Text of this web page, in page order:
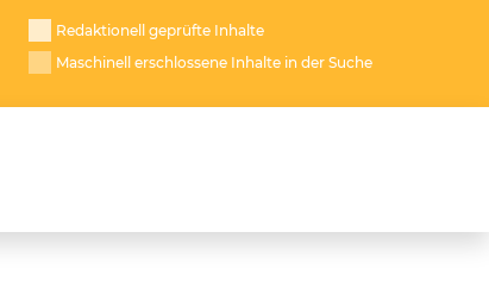
Redaktionell geprüfte Inhalte
Maschinell erschlossene Inhalte in der Suche